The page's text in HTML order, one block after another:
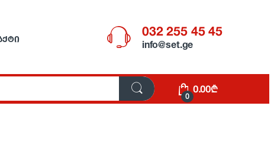
032 255 45 45
info@set.ge
0
0.00₾